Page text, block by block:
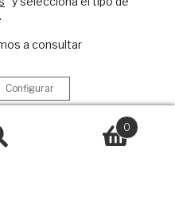
0
KIT Digital. Plan de
y Resiliencia de
EU.​​
accesibilidad
a consultar
Configurar